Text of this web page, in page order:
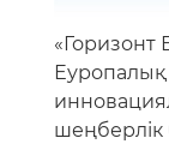
«Горизонт
шеңберлік